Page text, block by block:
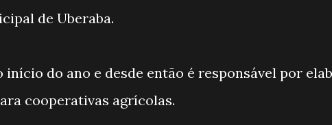
de Uberaba.
início do ano e desde então é responsável por
cooperativas agrícolas.